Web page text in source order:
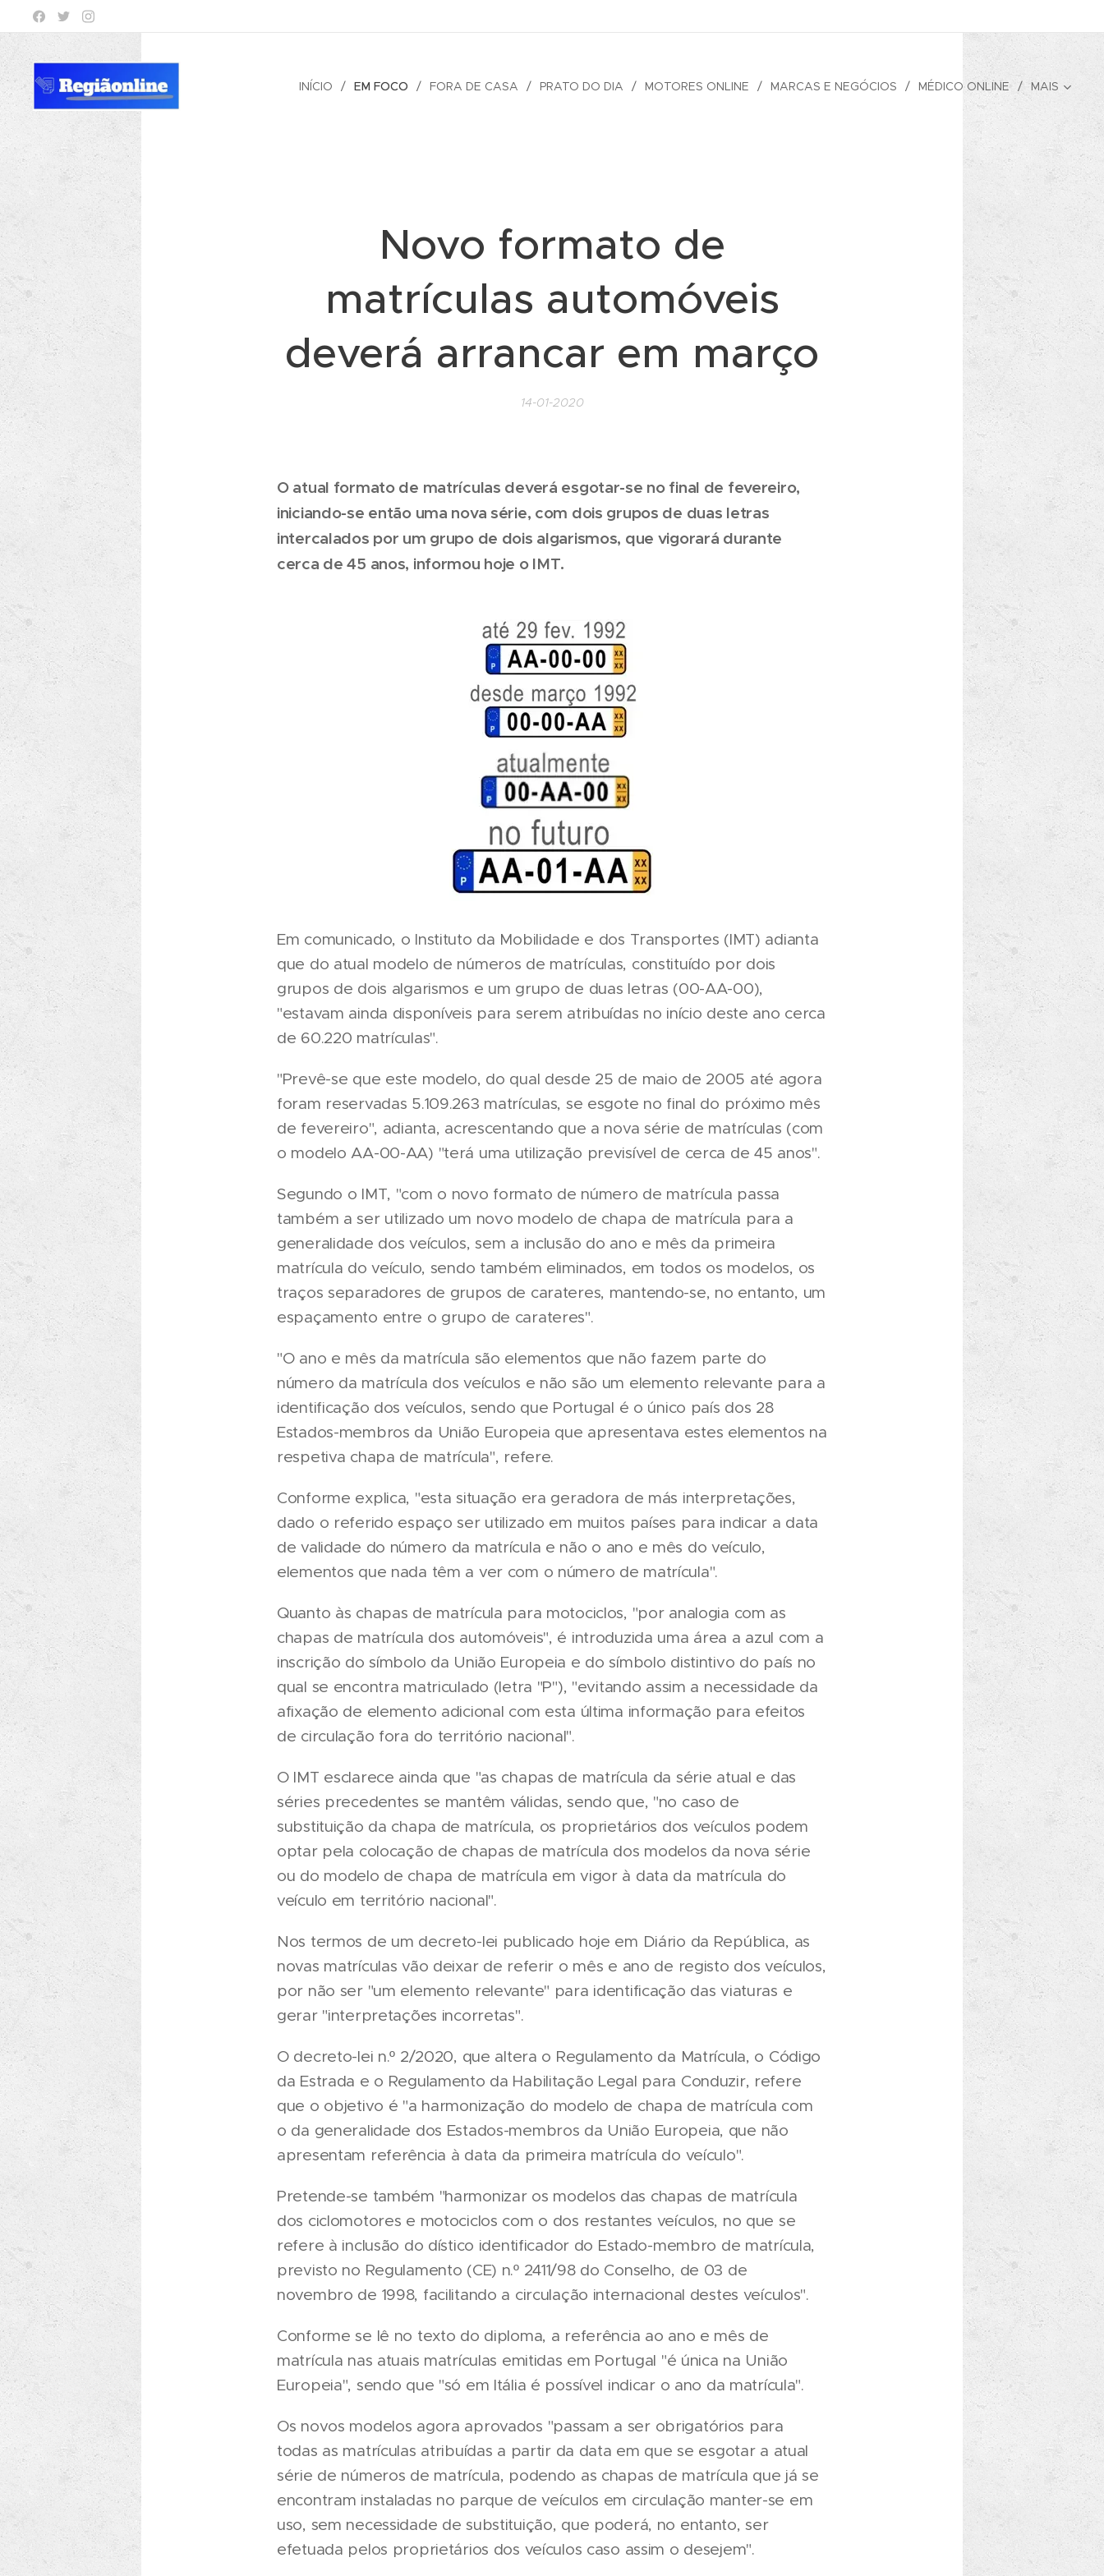
INÍCIO EM FOCO FORA DE CASA PRATO DO DIA MOTORES ONLINE MARCAS E NEGÓCIOS MÉDICO ONLINE MAIS
Novo formato de
matrículas automóveis
deverá arrancar em março
14-01-2020
O atual formato de matrículas deverá esgotar-se no final de fevereiro,
iniciando-se então uma nova série, com dois grupos de duas letras
intercalados por um grupo de dois algarismos, que vigorará durante
cerca de 45 anos, informou hoje o IMT.
Em comunicado, o Instituto da Mobilidade e dos Transportes (IMT) adianta
que do atual modelo de números de matrículas, constituído por dois
grupos de dois algarismos e um grupo de duas letras (00-AA-00),
"estavam ainda disponíveis para serem atribuídas no início deste ano cerca
de 60.220 matrículas".
"Prevê-se que este modelo, do qual desde 25 de maio de 2005 até agora
foram reservadas 5.109.263 matrículas, se esgote no final do próximo mês
de fevereiro", adianta, acrescentando que a nova série de matrículas (com
o modelo AA-00-AA) "terá uma utilização previsível de cerca de 45 anos".
Segundo o IMT, "com o novo formato de número de matrícula passa
também a ser utilizado um novo modelo de chapa de matrícula para a
generalidade dos veículos, sem a inclusão do ano e mês da primeira
matrícula do veículo, sendo também eliminados, em todos os modelos, os
traços separadores de grupos de carateres, mantendo-se, no entanto, um
espaçamento entre o grupo de carateres".
"O ano e mês da matrícula são elementos que não fazem parte do
número da matrícula dos veículos e não são um elemento relevante para a
identificação dos veículos, sendo que Portugal é o único país dos 28
Estados-membros da União Europeia que apresentava estes elementos na
respetiva chapa de matrícula", refere.
Conforme explica, "esta situação era geradora de más interpretações,
dado o referido espaço ser utilizado em muitos países para indicar a data
de validade do número da matrícula e não o ano e mês do veículo,
elementos que nada têm a ver com o número de matrícula".
Quanto às chapas de matrícula para motociclos, "por analogia com as
chapas de matrícula dos automóveis", é introduzida uma área a azul com a
inscrição do símbolo da União Europeia e do símbolo distintivo do país no
qual se encontra matriculado (letra "P"), "evitando assim a necessidade da
afixação de elemento adicional com esta última informação para efeitos
de circulação fora do território nacional".
O IMT esclarece ainda que "as chapas de matrícula da série atual e das
séries precedentes se mantêm válidas, sendo que, "no caso de
substituição da chapa de matrícula, os proprietários dos veículos podem
optar pela colocação de chapas de matrícula dos modelos da nova série
ou do modelo de chapa de matrícula em vigor à data da matrícula do
veículo em território nacional".
Nos termos de um decreto-lei publicado hoje em Diário da República, as
novas matrículas vão deixar de referir o mês e ano de registo dos veículos,
por não ser "um elemento relevante" para identificação das viaturas e
gerar "interpretações incorretas".
O decreto-lei n.º 2/2020, que altera o Regulamento da Matrícula, o Código
da Estrada e o Regulamento da Habilitação Legal para Conduzir, refere
que o objetivo é "a harmonização do modelo de chapa de matrícula com
o da generalidade dos Estados-membros da União Europeia, que não
apresentam referência à data da primeira matrícula do veículo".
Pretende-se também "harmonizar os modelos das chapas de matrícula
dos ciclomotores e motociclos com o dos restantes veículos, no que se
refere à inclusão do dístico identificador do Estado-membro de matrícula,
previsto no Regulamento (CE) n.º 2411/98 do Conselho, de 03 de
novembro de 1998, facilitando a circulação internacional destes veículos".
Conforme se lê no texto do diploma, a referência ao ano e mês de
matrícula nas atuais matrículas emitidas em Portugal "é única na União
Europeia", sendo que "só em Itália é possível indicar o ano da matrícula".
Os novos modelos agora aprovados "passam a ser obrigatórios para
todas as matrículas atribuídas a partir da data em que se esgotar a atual
série de números de matrícula, podendo as chapas de matrícula que já se
encontram instaladas no parque de veículos em circulação manter-se em
uso, sem necessidade de substituição, que poderá, no entanto, ser
efetuada pelos proprietários dos veículos caso assim o desejem".